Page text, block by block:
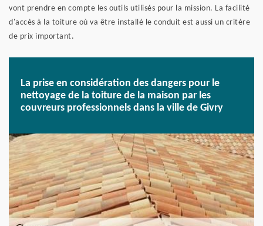
vont prendre en compte les outils utilisés pour la mission. La facilité
d'accès à la toiture où va être installé le conduit est aussi un critère
de prix important.
La prise en considération des dangers pour le
nettoyage de la toiture de la maison par les
couvreurs professionnels dans la ville de Givry